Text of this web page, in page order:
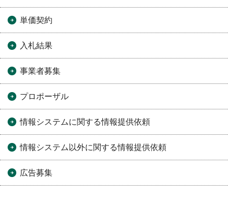
単価契約
入札結果
事業者募集
プロポーザル
情報システムに関する情報提供依頼
情報システム以外に関する情報提供依頼
広告募集